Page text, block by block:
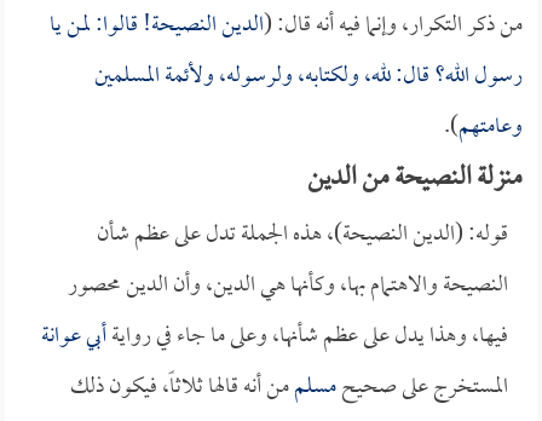
من ذكر التكرار، وإنما فيه أنه قال: (الدين النصيحة! قالوا: لمن يا
رسول الله؟ قال: لله، ولكتابه، ولرسوله، ولأئمة المسلمين
وعامتهم).
منزلة النصيحة من الدين
قوله: (الدين النصيحة)، هذه الجملة تدل على عظم شأن
النصيحة والاهتمام بها، وكأنها هي الدين، وأن الدين محصور
فيها، وهذا يدل على عظم شأنها، وعلى ما جاء في روايةأبي عوانة
المستخرج على صحيحمسلممن أنه قالها ثلاثاً، فيكون ذلك